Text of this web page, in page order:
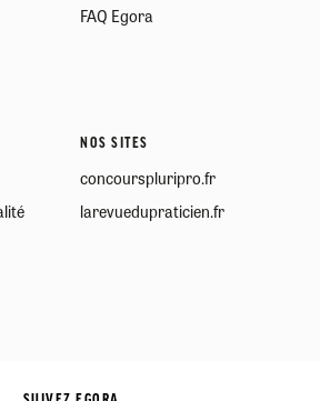
FAQ Egora
NOS SITES
concourspluripro.fr
larevuedupraticien.fr